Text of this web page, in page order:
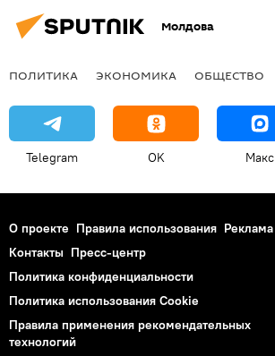
Молдова
ПОЛИТИКА ЭКОНОМИКА ОБЩЕСТВО
Telegram OK Макс
О проекте Правила использования Реклама
Контакты Пресс-центр
Политика конфиденциальности
Политика использования Cookie
Правила применения рекомендательных
технологий